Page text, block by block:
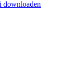
downloaden